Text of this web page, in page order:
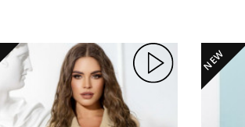
NEW